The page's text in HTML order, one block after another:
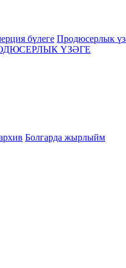
бүлеге Продюсерлык
ҮЗӘГЕ
Болгарда жырлыйм